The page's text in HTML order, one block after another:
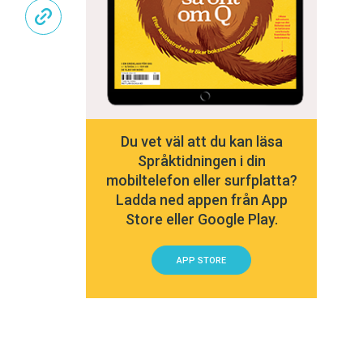
Du vet väl att du kan läsa
Språktidningen i din
mobiltelefon eller surfplatta?
Ladda ned appen från App
Store eller Google Play.
APP STORE